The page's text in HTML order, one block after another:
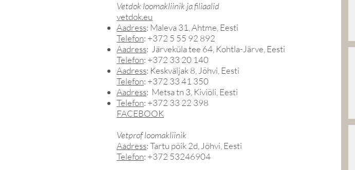
Vetdok loomakliinik ja filiaalid
vetdok.eu
Aadress: Maleva 31, Ahtme, Eesti
Telefon: +372 5 55 92 892
Aadress: Järveküla tee 64 , Kohtla-Järve, Eesti
Telefon: +372 33 20 140
Aadress: Keskväljak 8, Jõhvi, Eesti
Telefon: +372 33 41 350
Aadress: Metsa tn 3, Kiviõli, Eesti
Telefon: +372 33 22 398
FACEBOOK
Vetprof loomakliinik
Aadress: Tartu põik 2d, Jõhvi, Eesti
Telefon: +372 53246904